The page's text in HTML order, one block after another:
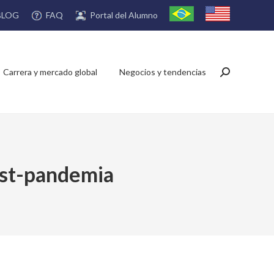
FAQ Portal del Alumno
Carrera y mercado global Negocios y tendencias Buscar:
pandemia